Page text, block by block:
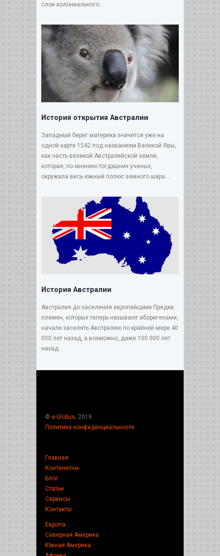
слои колониального...
История открытия Австралии
Западный берег материка значится уже на
одной карте 1542 под названием Великой Явы,
как часть великой Австралийской земли,
которая, по мнению тогдашних ученых,
окружала весь южный полюс земного шара...
История Австралии
Австралия до заселения европейцами Предки
племен, которых теперь называют аборигенами,
начали заселять Австралию по крайней мере 40
000 лет назад, а возможно, даже 100 000 лет
назад...
© e-Globus , 2019
Политика конфиденциальности
Главная
Континетны
Блог
Статьи
Сервисы
Контакты
Европа
Северная Америка
Южная Америка